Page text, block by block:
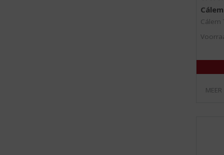
Cálem